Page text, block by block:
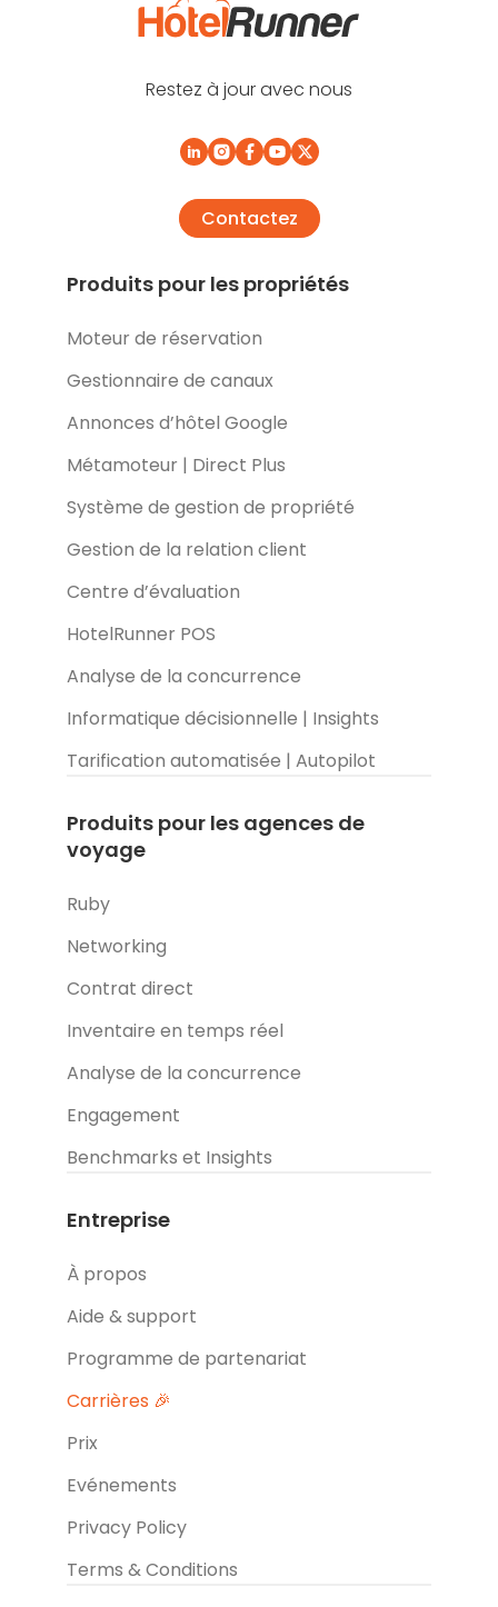
Restez à jour avec nous
Contactez
Produits pour les propriétés
Moteur de réservation
Gestionnaire de canaux
Annonces d’hôtel Google
Métamoteur | Direct Plus
Système de gestion de propriété
Gestion de la relation client
Centre d’évaluation
HotelRunner POS
Analyse de la concurrence
Informatique décisionnelle | Insights
Tarification automatisée | Autopilot
Produits pour les agences de
voyage
Ruby
Networking
Contrat direct
Inventaire en temps réel
Analyse de la concurrence
Engagement
Benchmarks et Insights
Entreprise
À propos
Aide & support
Programme de partenariat
Carrières 🎉
Prix
Evénements
Privacy Policy
Terms & Conditions